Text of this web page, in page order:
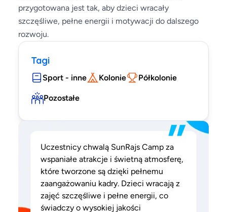
przygotowana jest tak, aby dzieci wracały
szczęśliwe, pełne energii i motywacji do dalszego
rozwoju.
Tagi
Sport - inne Kolonie Półkolonie
Pozostałe
”
Uczestnicy chwalą SunRajs Camp za
wspaniałe atrakcje i świetną atmosferę,
które tworzone są dzięki pełnemu
zaangażowaniu kadry. Dzieci wracają z
zajęć szczęśliwe i pełne energii, co
świadczy o wysokiej jakości